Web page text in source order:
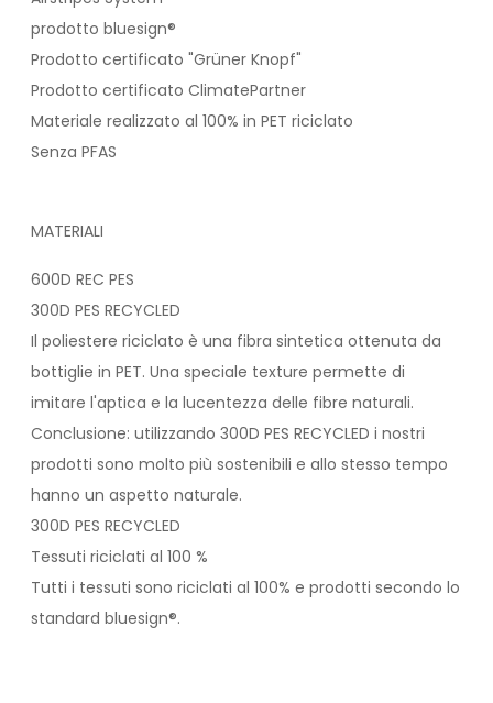
prodotto bluesign®
Prodotto certificato "Grüner Knopf"
Prodotto certificato ClimatePartner
Materiale realizzato al 100% in PET riciclato
Senza PFAS
MATERIALI
600D REC PES
300D PES RECYCLED
Il poliestere riciclato è una fibra sintetica ottenuta da
bottiglie in PET. Una speciale texture permette di
imitare l'aptica e la lucentezza delle fibre naturali.
Conclusione: utilizzando 300D PES RECYCLED i nostri
prodotti sono molto più sostenibili e allo stesso tempo
hanno un aspetto naturale.
300D PES RECYCLED
Tessuti riciclati al 100 %
Tutti i tessuti sono riciclati al 100% e prodotti secondo lo
standard bluesign®.